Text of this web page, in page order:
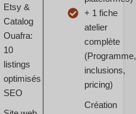
Etsy &
Catalog
Ouafra:
10
listings
optimisés
SEO
+ 1 fiche
atelier
complète
(Programme,
inclusions,
pricing)
Création